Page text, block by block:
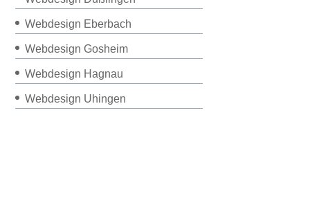
Webdesign Eberbach
Webdesign Gosheim
Webdesign Hagnau
Webdesign Uhingen